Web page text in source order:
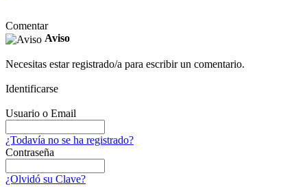
Comentar
Aviso
Necesitas estar registrado/a para escribir un comentario.
Identificarse
Usuario o Email
¿Todavía no se ha registrado?
Contraseña
¿Olvidó su Clave?